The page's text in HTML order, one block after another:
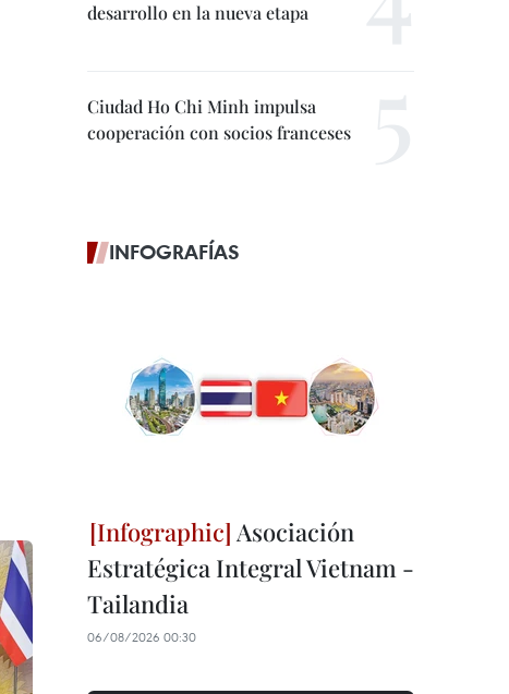
desarrollo en la nueva etapa
Ciudad Ho Chi Minh impulsa
cooperación con socios franceses
INFOGRAFÍAS
Asociación
Estratégica Integral Vietnam -
Tailandia
06/08/2026 00:30